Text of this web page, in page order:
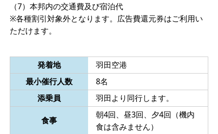
（7）本邦内の交通費及び宿泊代
※各種割引対象外となります。広告費還元券はご利用い
ただけます。
発着地
羽田空港
最小催行人数
8名
添乗員
羽田より同行します。
食事
朝4回、昼3回、夕4回（機内
食は含みません）